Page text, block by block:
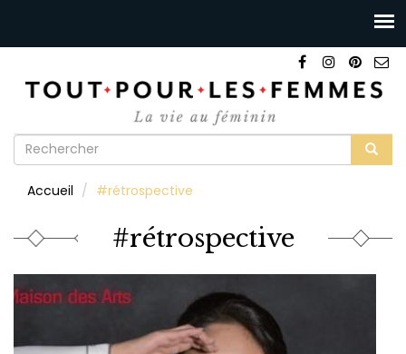
Formulaire
recherche
Accueil #rétrospective
#rétrospective